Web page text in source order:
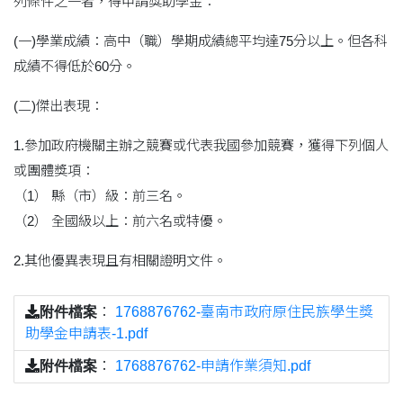
(一)學業成績：高中（職）學期成績總平均達75分以上。但各科
成績不得低於60分。
(二)傑出表現：
1.參加政府機關主辦之競賽或代表我國參加競賽，獲得下列個人
或團體獎項：
（1） 縣（市）級：前三名。
（2） 全國級以上：前六名或特優。
2.其他優異表現且有相關證明文件。
附件檔案 ： 1768876762-臺南市政府原住民族學生獎
助學金申請表-1.pdf
附件檔案 ： 1768876762-申請作業須知.pdf